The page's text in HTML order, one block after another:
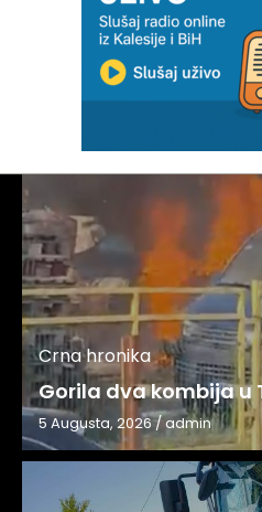
Crna hronika
Gorila dva kombija u
5 Augusta, 2026/admin